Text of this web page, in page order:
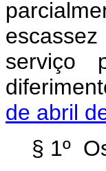
serviço
de abril
§ 1º